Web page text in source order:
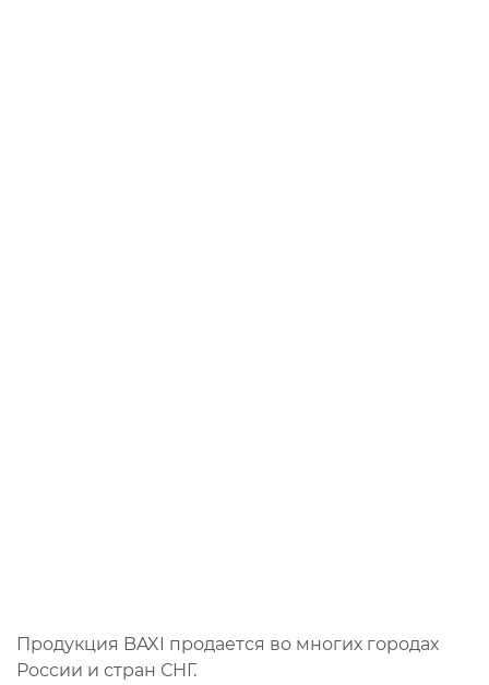
Продукция BAXI продается во многих городах
России и стран СНГ.